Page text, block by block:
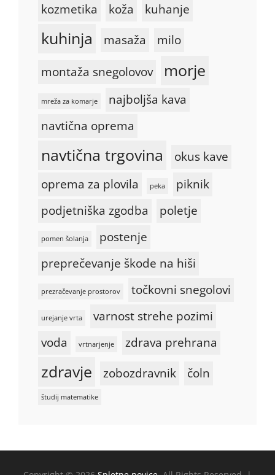
kozmetika koža kuhanje
kuhinja masaža
milo
montaža snegolovov
morje
mreža za komarje
najboljša kava
navtična oprema
navtična trgovina
okus kave
oprema za plovila
peka
piknik
podjetniška zgodba
poletje
pomen šolanja
postenje
preprečevanje škode na hiši
prezračevanje prostorov točkovni snegolovi
urejanje vrta
varnost strehe pozimi
voda
vrtnarjenje zdrava prehrana
zdravje zobozdravnik čoln
študij matematike